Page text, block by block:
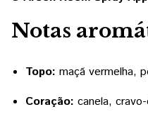
Notas
Topo: maçã vermelha,
Coração: canela,